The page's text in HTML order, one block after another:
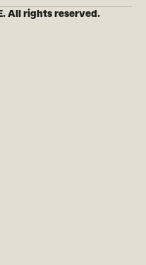
All rights reserved.